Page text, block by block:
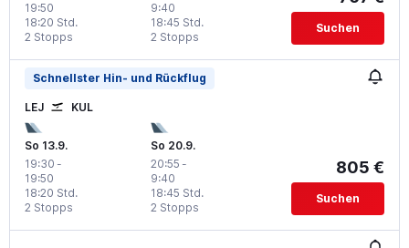
19:50
2 Stopps
18:20 Std.
9:40
2 Stopps
18:45 Std. Suchen
Schnellster Hin- und Rückflug
LEJ KUL
So 13.9.
19:30 -
19:50
2 Stopps
18:20 Std.
So 20.9.
20:55 -
9:40
2 Stopps
18:45 Std.
805 €
Suchen